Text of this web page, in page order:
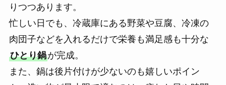
りつつあります。
忙しい日でも、冷蔵庫にある野菜や豆腐、冷凍の
肉団子などを入れるだけで栄養も満足感も十分な
ひとり鍋が完成。
また、鍋は後片付けが少ないのも嬉しいポイン